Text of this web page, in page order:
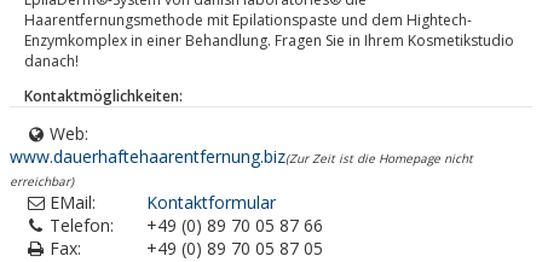
Haarentfernungsmethode mit Epilationspaste und dem Hightech-
Enzymkomplex in einer Behandlung. Fragen Sie in Ihrem Kosmetikstudio
danach!
Kontaktmöglichkeiten:
Web:
www.dauerhaftehaarentfernung.biz(Zur Zeit ist die Homepage nicht
erreichbar)
EMail:
Kontaktformular
Telefon:
+49 (0) 89 70 05 87 66
Fax:
+49 (0) 89 70 05 87 05